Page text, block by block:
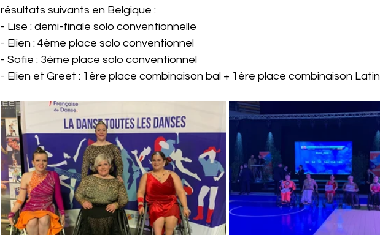
résultats suivants en Belgique :
- Lise : demi-finale solo conventionnelle
- Elien : 4ème place solo conventionnel
- Sofie : 3ème place solo conventionnel
- Elien et Greet : 1ère place combinaison bal + 1ère place combinaison Latin